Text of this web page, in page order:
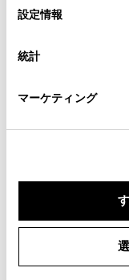
デバイスにすべての
意したことになり
設定の変更、同意
「Cookie（クッキー
設定情報
統計
マーケティング
ワゴン
SUV